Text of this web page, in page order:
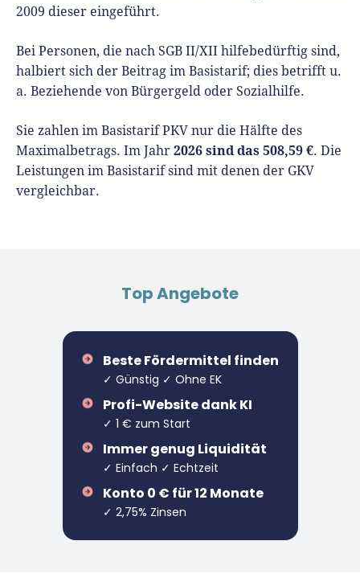
2009 dieser eingeführt.
Bei Personen, die nach SGB II/XII hilfebedürftig sind,
halbiert sich der Beitrag im Basistarif; dies betrifft u.
a. Beziehende von Bürgergeld oder Sozialhilfe.
Sie zahlen im Basistarif PKV nur die Hälfte des
Maximalbetrags. Im Jahr 2026 sind das 508,59 €. Die
Leistungen im Basistarif sind mit denen der GKV
vergleichbar.
Top Angebote
Beste Fördermittel finden
✓ Günstig ✓ Ohne EK
Profi-Website dank KI
✓ 1 € zum Start
Immer genug Liquidität
✓ Einfach ✓ Echtzeit
Konto 0 € für 12 Monate
✓ 2,75% Zinsen